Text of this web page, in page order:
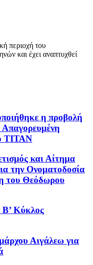
περιοχή του
και έχει αναπτυχθεί
η προβολή
Απαγορευμένη
ΤΙΤΑΝ
και Αίτημα
την Ονοματοδοσία
του Θεόδωρου
Β’ Κύκλος
Αιγάλεω για